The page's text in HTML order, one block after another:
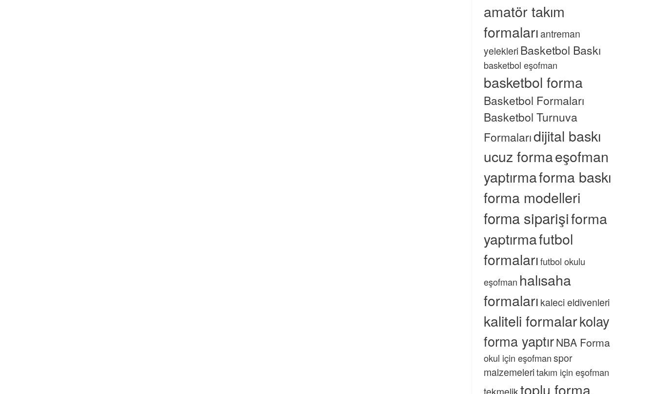
amatör takım
formaları antreman
yelekleriBasketbol Baskı
basketbol eşofman
basketbol forma
Basketbol Formaları
Basketbol Turnuva
Formalarıdijital baskı
ucuz formaeşofman
yaptırmaforma baskı
forma modelleri
forma siparişiforma
yaptırmafutbol
formalarıfutbol okulu
eşofman halısaha
formaları kaleci eldivenleri
kaliteli formalarkolay
forma yaptırNBA Forma
okul için eşofmanspor
malzemeleritakım için eşofman
toplu forma